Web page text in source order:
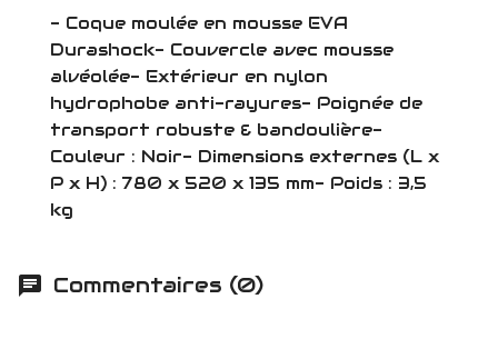
- Coque moulée en mousse EVA
Durashock- Couvercle avec mousse
alvéolée- Extérieur en nylon
hydrophobe anti-rayures- Poignée de
transport robuste & bandoulière-
Couleur : Noir- Dimensions externes (L x
P x H) : 780 x 520 x 135 mm- Poids : 3,5
kg
Commentaires (0)